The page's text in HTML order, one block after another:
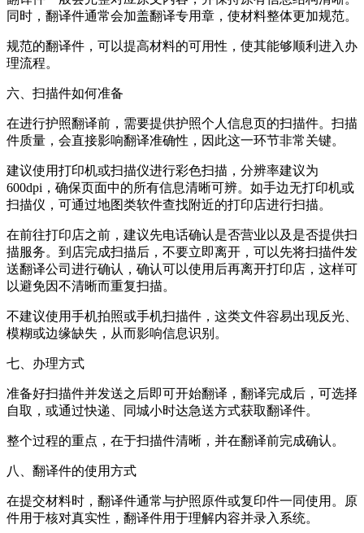
同时，翻译件通常会加盖翻译专用章，使材料整体更加规范。
规范的翻译件，可以提高材料的可用性，使其能够顺利进入办
理流程。
六、扫描件如何准备
在进行护照翻译前，需要提供护照个人信息页的扫描件。扫描
件质量，会直接影响翻译准确性，因此这一环节非常关键。
建议使用打印机或扫描仪进行彩色扫描，分辨率建议为
600dpi，确保页面中的所有信息清晰可辨。如手边无打印机或
扫描仪，可通过地图类软件查找附近的打印店进行扫描。
在前往打印店之前，建议先电话确认是否营业以及是否提供扫
描服务。到店完成扫描后，不要立即离开，可以先将扫描件发
送翻译公司进行确认，确认可以使用后再离开打印店，这样可
以避免因不清晰而重复扫描。
不建议使用手机拍照或手机扫描件，这类文件容易出现反光、
模糊或边缘缺失，从而影响信息识别。
七、办理方式
准备好扫描件并发送之后即可开始翻译，翻译完成后，可选择
自取，或通过快递、同城小时达急送方式获取翻译件。
整个过程的重点，在于扫描件清晰，并在翻译前完成确认。
八、翻译件的使用方式
在提交材料时，翻译件通常与护照原件或复印件一同使用。原
件用于核对真实性，翻译件用于理解内容并录入系统。